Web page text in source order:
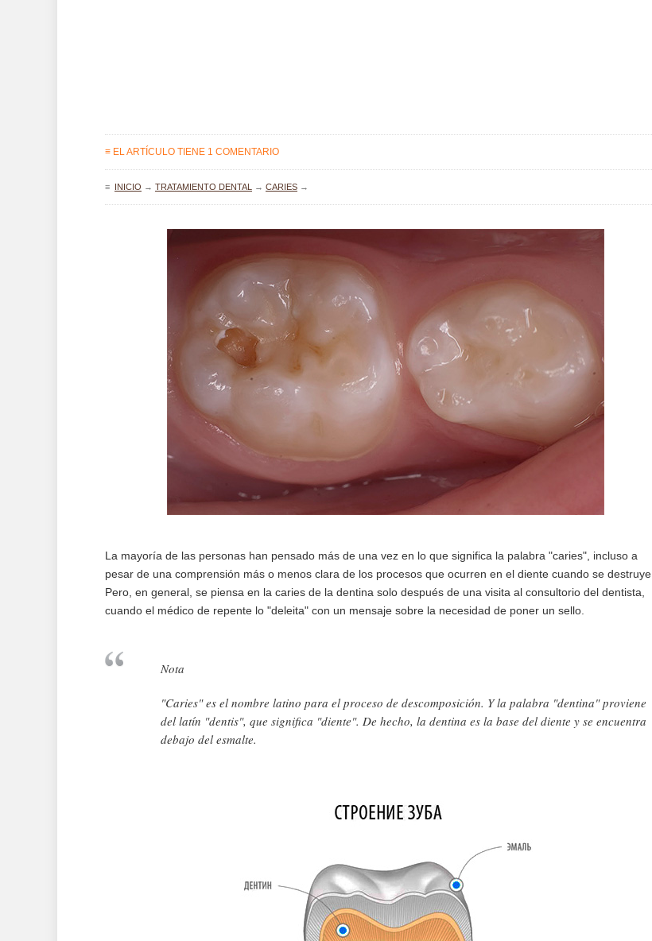
≡ EL ARTÍCULO TIENE 1 COMENTARIO
≡ INICIO → TRATAMIENTO DENTAL → CARIES →
La mayoría de las personas han pensado más de una vez en lo que significa la palabra "caries", incluso a
pesar de una comprensión más o menos clara de los procesos que ocurren en el diente cuando se destruye.
Pero, en general, se piensa en la caries de la dentina solo después de una visita al consultorio del dentista,
cuando el médico de repente lo "deleita" con un mensaje sobre la necesidad de poner un sello.
Nota
"Caries" es el nombre latino para el proceso de descomposición. Y la palabra "dentina" proviene
del latín "dentis", que significa "diente". De hecho, la dentina es la base del diente y se encuentra
debajo del esmalte.